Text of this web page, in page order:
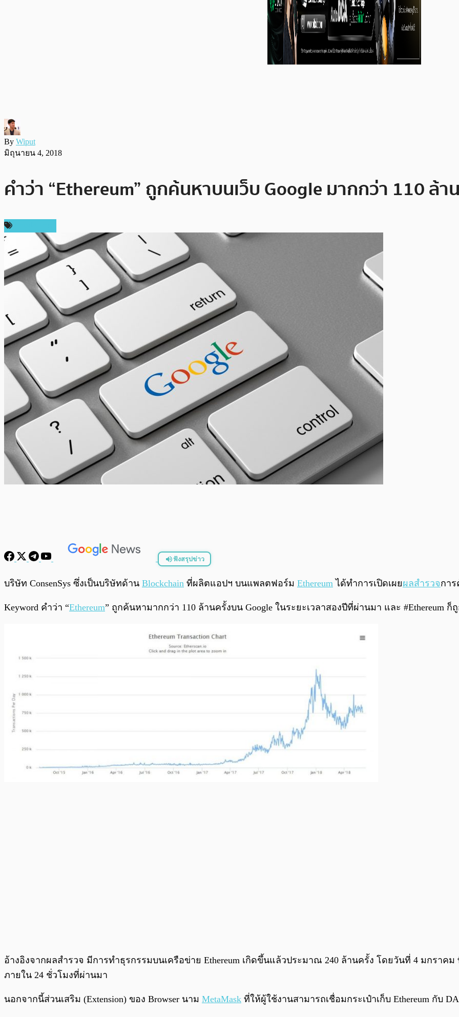
By Wiput
มิถุนายน 4, 2018
คำว่า “Ethereum” ถูกค้นหาบนเว็บ Google มากกว่า 110 ล้า
ฟังสรุปข่าว
พร้อมเล่น
บริษัท ConsenSys ซึ่งเป็นบริษัทด้าน Blockchain ที่ผลิตแอปฯ บนแพลตฟอร์ม Ethereum ได้ทำการเปิดเผยผลสำรวจการ
Keyword คำว่า “Ethereum” ถูกค้นหามากกว่า 110 ล้านครั้งบน Google ในระยะเวลาสองปีที่ผ่านมา และ #Ethereum
อ้างอิงจากผลสำรวจ มีการทำธุรกรรมบนเครือข่าย Ethereum เกิดขึ้นแล้วประมาณ 240 ล้านครั้ง โดยวันที่ 4 มกรา
ภายใน 24 ชั่วโมงที่ผ่านมา
นอกจากนี้ส่วนเสริม (Extension) ของ Browser นาม MetaMask ที่ให้ผู้ใช้งานสามารถเชื่อมกระเป๋าเก็บ Ethereum กับ